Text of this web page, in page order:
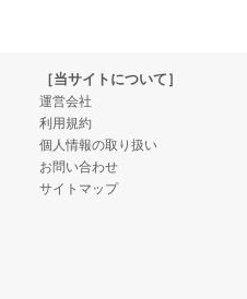
［当サイトについて］
運営会社
利用規約
個人情報の取り扱い
お問い合わせ
サイトマップ